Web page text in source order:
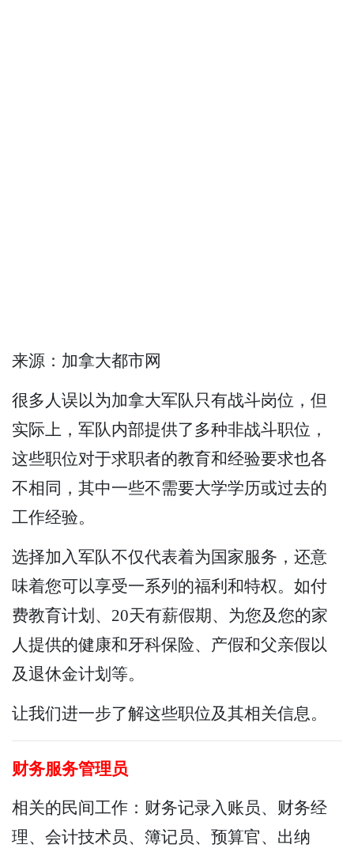
来源：加拿大都市网
很多人误以为加拿大军队只有战斗岗位，但
实际上，军队内部提供了多种非战斗职位，
这些职位对于求职者的教育和经验要求也各
不相同，其中一些不需要大学学历或过去的
工作经验。
选择加入军队不仅代表着为国家服务，还意
味着您可以享受一系列的福利和特权。如付
费教育计划、20天有薪假期、为您及您的家
人提供的健康和牙科保险、产假和父亲假以
及退休金计划等。
让我们进一步了解这些职位及其相关信息。
财务服务管理员
相关的民间工作：财务记录入账员、财务经
理、会计技术员、簿记员、预算官、出纳